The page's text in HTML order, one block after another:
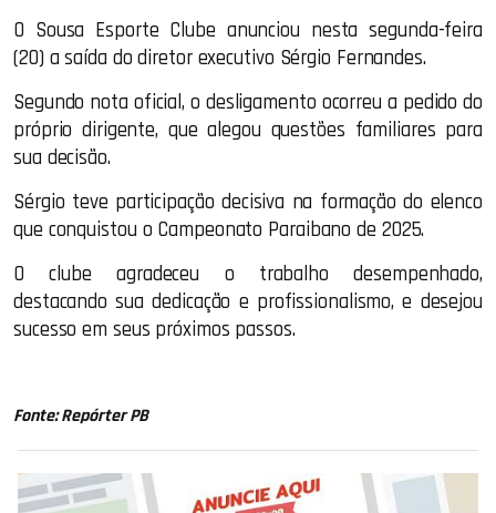
O Sousa Esporte Clube anunciou nesta segunda-feira
(20) a saída do diretor executivo Sérgio Fernandes.
Segundo nota oficial, o desligamento ocorreu a pedido do
próprio dirigente, que alegou questões familiares para
sua decisão.
Sérgio teve participação decisiva na formação do elenco
que conquistou o Campeonato Paraibano de 2025.
O clube agradeceu o trabalho desempenhado,
destacando sua dedicação e profissionalismo, e desejou
sucesso em seus próximos passos.
Fonte: Repórter PB